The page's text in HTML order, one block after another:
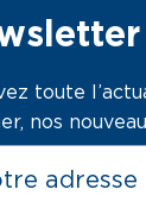
toute
nos